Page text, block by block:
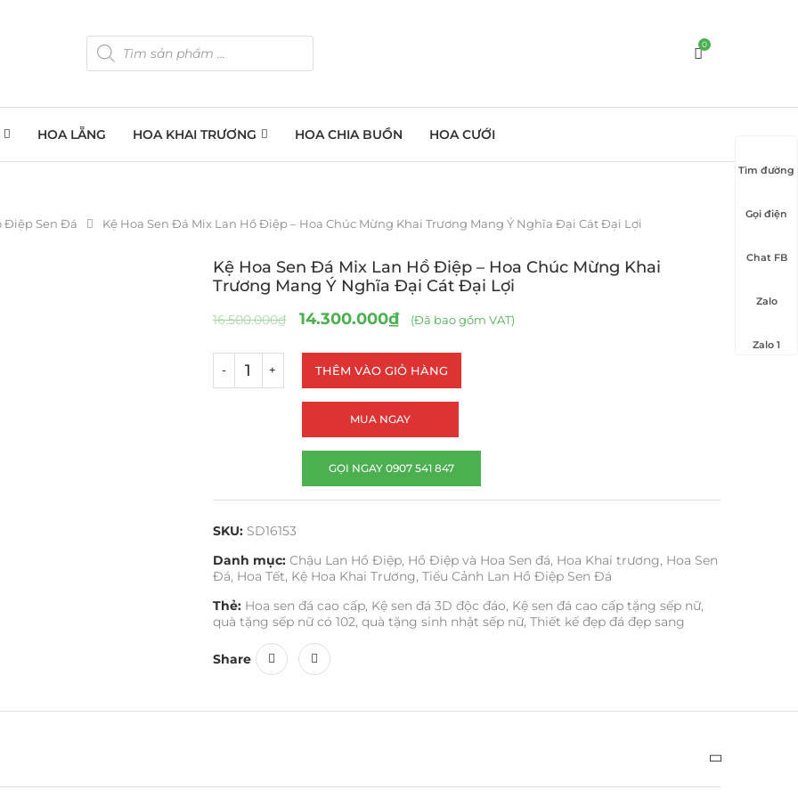
0
HOA LẴNG HOA KHAI TRƯƠNG HOA CHIA BUỒN HOA CƯỚI
Điệp Sen Đá Kệ Hoa Sen Đá Mix Lan Hồ Điệp – Hoa Chúc Mừng Khai Trương Mang Ý Nghĩa Đại Cát Đại Lợi
Kệ Hoa Sen Đá Mix Lan Hồ Điệp – Hoa Chúc Mừng Khai
Trương Mang Ý Nghĩa Đại Cát Đại Lợi
16.500.000₫ 14.300.000₫ (Đã bao gồm VAT)
THÊM VÀO GIỎ HÀNG
MUA NGAY
GỌI NGAY 0907 541 847
SKU: SD16153
Danh mục: Chậu Lan Hồ Điệp, Hồ Điệp và Hoa Sen đá, Hoa Khai trương, Hoa Sen
Đá, Hoa Tết, Kệ Hoa Khai Trương, Tiểu Cảnh Lan Hồ Điệp Sen Đá
Thẻ: Hoa sen đá cao cấp, Kệ sen đá 3D độc đáo, Kệ sen đá cao cấp tặng sếp nữ,
quà tặng sếp nữ có 102, quà tặng sinh nhật sếp nữ, Thiết kế đẹp đá đẹp sang
Share
Tìm đường
Gọi điện
Chat FB
Zalo
Zalo 1